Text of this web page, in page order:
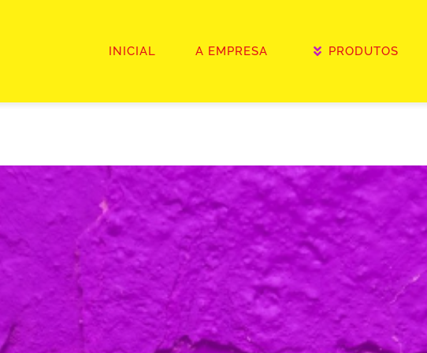
INICIAL A EMPRESA PRODUTOS